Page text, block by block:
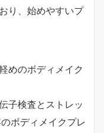
り、始めやすいプ
めのボディメイク
子検査とストレッ
ボディメイクプレ